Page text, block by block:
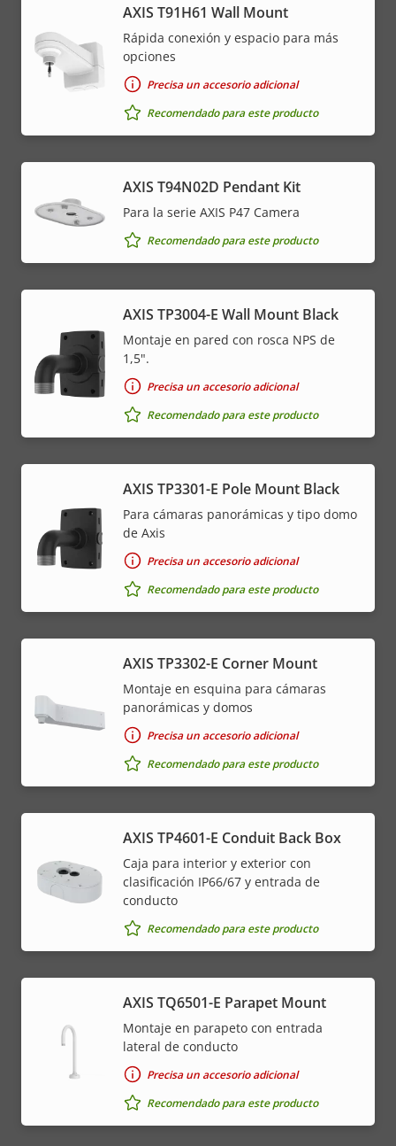
AXIS T91H61 Wall Mount
Rápida conexión y espacio para más
opciones
Precisa un accesorio adicional
Recomendado para este producto
AXIS T94N02D Pendant Kit
Para la serie AXIS P47 Camera
Recomendado para este producto
AXIS TP3004-E Wall Mount Black
Montaje en pared con rosca NPS de
1,5".
Precisa un accesorio adicional
Recomendado para este producto
AXIS TP3301-E Pole Mount Black
Para cámaras panorámicas y tipo domo
de Axis
Precisa un accesorio adicional
Recomendado para este producto
AXIS TP3302-E Corner Mount
Montaje en esquina para cámaras
panorámicas y domos
Precisa un accesorio adicional
Recomendado para este producto
AXIS TP4601-E Conduit Back Box
Caja para interior y exterior con
clasificación IP66/67 y entrada de
conducto
Recomendado para este producto
AXIS TQ6501-E Parapet Mount
Montaje en parapeto con entrada
lateral de conducto
Precisa un accesorio adicional
Recomendado para este producto